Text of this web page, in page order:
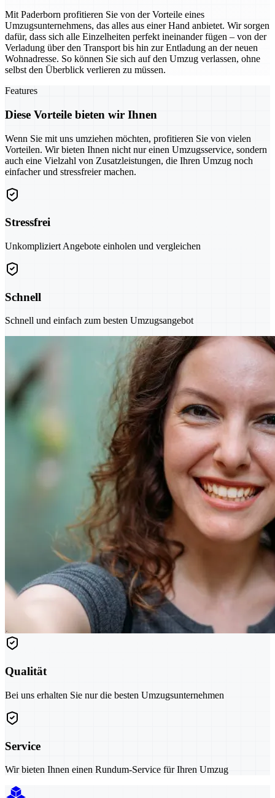
Mit Paderborn profitieren Sie von der Vorteile eines
Umzugsunternehmens, das alles aus einer Hand anbietet. Wir sorgen
dafür, dass sich alle Einzelheiten perfekt ineinander fügen – von der
Verladung über den Transport bis hin zur Entladung an der neuen
Wohnadresse. So können Sie sich auf den Umzug verlassen, ohne
selbst den Überblick verlieren zu müssen.
Features
Diese Vorteile bieten wir Ihnen
Wenn Sie mit uns umziehen möchten, profitieren Sie von vielen
Vorteilen. Wir bieten Ihnen nicht nur einen Umzugsservice, sondern
auch eine Vielzahl von Zusatzleistungen, die Ihren Umzug noch
einfacher und stressfreier machen.
Stressfrei
Unkompliziert Angebote einholen und vergleichen
Schnell
Schnell und einfach zum besten Umzugsangebot
Qualität
Bei uns erhalten Sie nur die besten Umzugsunternehmen
Service
Wir bieten Ihnen einen Rundum-Service für Ihren Umzug